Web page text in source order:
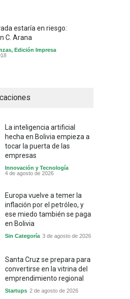
estaría en riesgo:
C. Arana
, Edición Impresa
La inteligencia artificial
hecha en Bolivia empieza a
tocar la puerta de las
empresas
Innovación y Tecnología
4 de agosto de 2026
Europa vuelve a temer la
inflación por el petróleo, y
ese miedo también se paga
en Bolivia
Sin Categoría 3 de agosto de 2026
Santa Cruz se prepara para
convertirse en la vitrina del
emprendimiento regional
Startups 2 de agosto de 2026